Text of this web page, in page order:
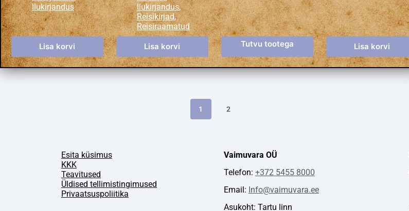
Ilukirjandus
Lisa korvi
Ilukirjandus,
Reisikirjad,
Reisiraamatud
Lisa korvi Tutvu tootega Lisa korvi
1 2
Esita küsimus
KKK
Teavitused
Üldised tellimistingimused
Privaatsuspoliitika
Vaimuvara OÜ
Telefon: +372 5455 8000
Email: Info@vaimuvara.ee
Asukoht: Tartu linn